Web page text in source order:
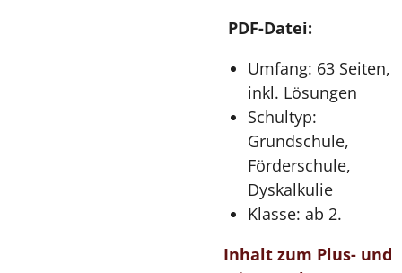
PDF-Datei:
Umfang: 63 Seiten,
inkl. Lösungen
Schultyp:
Grundschule,
Förderschule,
Dyskalkulie
Klasse: ab 2.
Inhalt zum Plus- und